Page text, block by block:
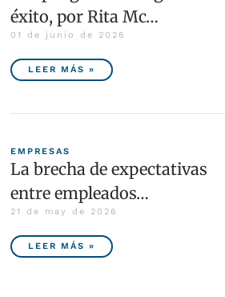
éxito, por Rita Mc…
01 de junio de 2026
LEER MÁS »
EMPRESAS
La brecha de expectativas
entre empleados…
21 de may de 2026
LEER MÁS »